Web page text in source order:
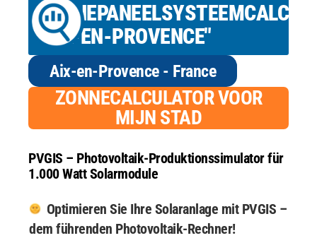
"AIX-EN-PROVENCE"
Aix-en-Provence - France
ZONNECALCULATOR VOOR
MIJN STAD
PVGIS – Photovoltaik-Produktionssimulator für
1.000 Watt Solarmodule
Optimieren Sie Ihre Solaranlage mit PVGIS –
dem führenden Photovoltaik-Rechner!